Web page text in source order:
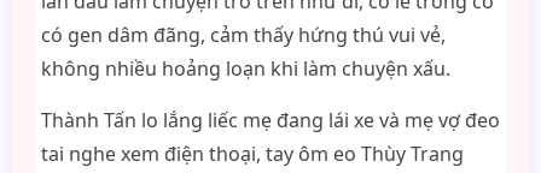
có gen dâm đãng, cảm thấy hứng thú vui vẻ,
không nhiều hoảng loạn khi làm chuyện xấu.
Thành Tấn lo lắng liếc mẹ đang lái xe và mẹ vợ đeo
tai nghe xem điện thoại, tay ôm eo Thùy Trang